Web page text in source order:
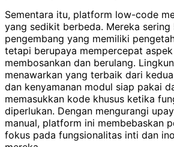
Sementara itu, platform low-code
yang sedikit berbeda. Mereka sering
pengembang yang memiliki
tetapi berupaya mempercepat
membosankan dan berulang.
menawarkan yang terbaik dari
dan kenyamanan modul siap pakai
memasukkan kode khusus ketika
diperlukan. Dengan mengurangi
manual, platform ini membebaskan
fokus pada fungsionalitas inti dan